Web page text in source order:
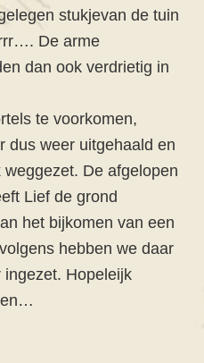
stukjevan de tuin
De arme
dan ook verdrietig in
te voorkomen,
dus weer uitgehaald en
De afgelopen
Lief de grond
het bijkomen van een
hebben we daar
Hopeleijk